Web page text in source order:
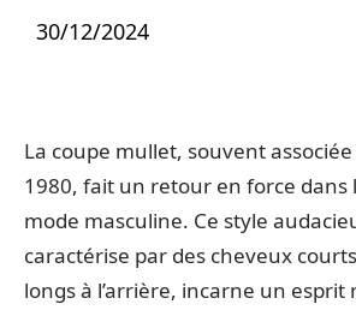
30/12/2024
La coupe mullet, souvent
1980, fait un retour en force dans
mode masculine. Ce style
caractérise par des cheveux
longs à l’arrière, incarne un esprit